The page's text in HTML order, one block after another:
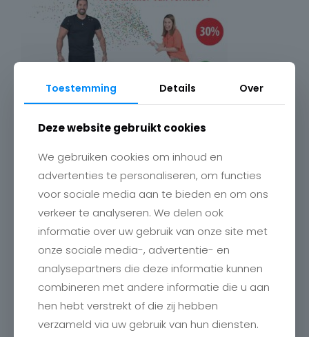
Charlotte
Romboutstraat 24
B-3740 Bilzen
+32 89515466
Toestemming Details Over
Deze website gebruikt cookies
We gebruiken cookies om inhoud en
advertenties te personaliseren, om functies
voor sociale media aan te bieden en om ons
verkeer te analyseren. We delen ook
informatie over uw gebruik van onze site met
onze sociale media-, advertentie- en
analysepartners die deze informatie kunnen
combineren met andere informatie die u aan
hen hebt verstrekt of die zij hebben
verzameld via uw gebruik van hun diensten.